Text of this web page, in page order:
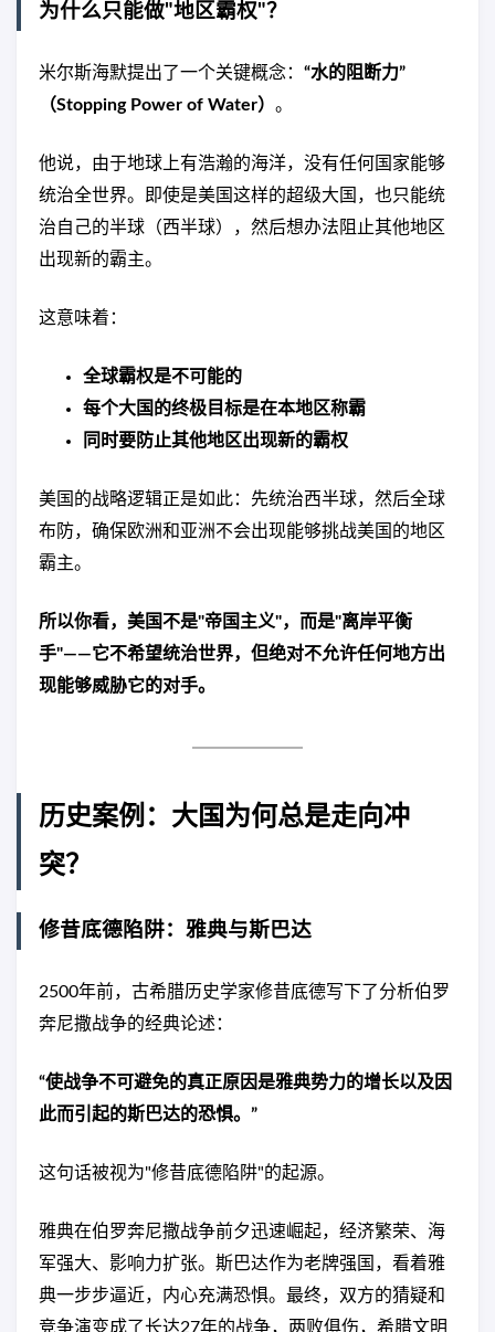
为什么只能做"地区霸权"？
米尔斯海默提出了一个关键概念： “水的阻断力”
（Stopping Power of Water） 。
他说，由于地球上有浩瀚的海洋，没有任何国家能够
统治全世界。即使是美国这样的超级大国，也只能统
治自己的半球（西半球），然后想办法阻止其他地区
出现新的霸主。
这意味着：
全球霸权是不可能的
每个大国的终极目标是在本地区称霸
同时要防止其他地区出现新的霸权
美国的战略逻辑正是如此：先统治西半球，然后全球
布防，确保欧洲和亚洲不会出现能够挑战美国的地区
霸主。
所以你看，美国不是"帝国主义"，而是"离岸平衡
手"——它不希望统治世界，但绝对不允许任何地方出
现能够威胁它的对手。
历史案例：大国为何总是走向冲
突？
修昔底德陷阱：雅典与斯巴达
2500年前，古希腊历史学家修昔底德写下了分析伯罗
奔尼撒战争的经典论述：
“使战争不可避免的真正原因是雅典势力的增长以及因
此而引起的斯巴达的恐惧。”
这句话被视为"修昔底德陷阱"的起源。
雅典在伯罗奔尼撒战争前夕迅速崛起，经济繁荣、海
军强大、影响力扩张。斯巴达作为老牌强国，看着雅
典一步步逼近，内心充满恐惧。最终，双方的猜疑和
竞争演变成了长达27年的战争，两败俱伤，希腊文明